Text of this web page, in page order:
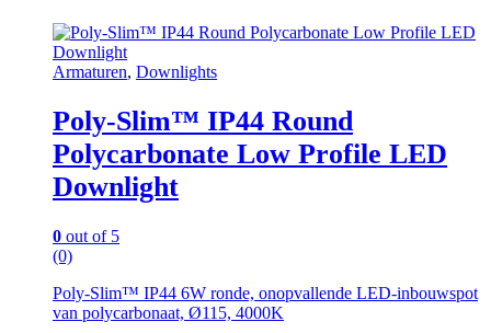
Armaturen, Downlights
Poly-Slim™ IP44 Round
Polycarbonate Low Profile LED
Downlight
0 out of 5
(0)
Poly-Slim™ IP44 6W ronde, onopvallende LED-inbouwspot
van polycarbonaat, Ø115, 4000K